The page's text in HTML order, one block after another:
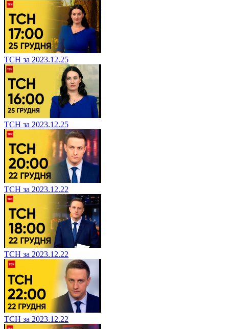
ТСН за 2023.12.25
ТСН за 2023.12.25
ТСН за 2023.12.22
ТСН за 2023.12.22
ТСН за 2023.12.22